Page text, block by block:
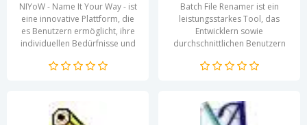
NIYoW - Name It Your Way - ist
eine innovative Plattform, die
es Benutzern ermöglicht, ihre
individuellen Bedürfnisse und
Batch File Renamer ist ein
leistungsstarkes Tool, das
Entwicklern sowie
durchschnittlichen Benutzern
bietet, mehrere Dateien...